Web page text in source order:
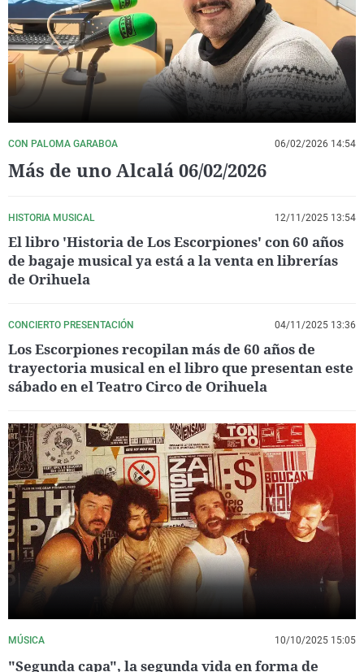
La rosa de los vientos
Gente viajera
Como el perro y el
Caso
Retornados
Equipo de
Operación Viuda
Extremadura
Galicia
La Rioja
Navarra
País Vasco
Virales
Televisión
Elecciones
CON PALOMA GARABOA 06/02/2026 14:54
Más de uno Alcalá 06/02/2026
HISTORIA MUSICAL 12/11/2025 13:54
El libro 'Historia de Los Escorpiones' con 60 años
de bagaje musical ya está a la venta en librerías
de Orihuela
CONCIERTO PRESENTACIÓN 04/11/2025 13:36
Los Escorpiones recopilan más de 60 años de
trayectoria musical en el libro que presentan este
sábado en el Teatro Circo de Orihuela
MÚSICA 10/10/2025 15:05
"Segunda capa", la segunda vida en forma de